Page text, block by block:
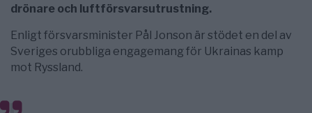
drönare och luftförsvarsutrustning.
Enligt försvarsminister Pål Jonson är stödet en del av
Sveriges orubbliga engagemang för Ukrainas kamp
mot Ryssland.